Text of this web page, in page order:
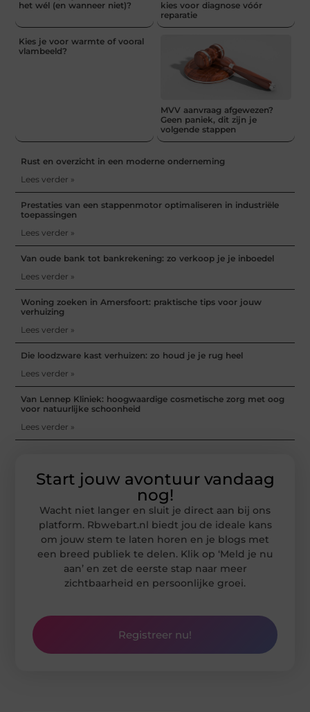
het wél (en wanneer niet)?
kies voor diagnose vóór
reparatie
Kies je voor warmte of vooral
vlambeeld?
MVV aanvraag afgewezen?
Geen paniek, dit zijn je
volgende stappen
Rust en overzicht in een moderne onderneming
Lees verder »
Prestaties van een stappenmotor optimaliseren in industriële
toepassingen
Lees verder »
Van oude bank tot bankrekening: zo verkoop je je inboedel
Lees verder »
Woning zoeken in Amersfoort: praktische tips voor jouw
verhuizing
Lees verder »
Die loodzware kast verhuizen: zo houd je je rug heel
Lees verder »
Van Lennep Kliniek: hoogwaardige cosmetische zorg met oog
voor natuurlijke schoonheid
Lees verder »
Start jouw avontuur vandaag
nog!
Wacht niet langer en sluit je direct aan bij ons
platform. Rbwebart.nl biedt jou de ideale kans
om jouw stem te laten horen en je blogs met
een breed publiek te delen. Klik op ‘Meld je nu
aan’ en zet de eerste stap naar meer
zichtbaarheid en persoonlijke groei.
Registreer nu!